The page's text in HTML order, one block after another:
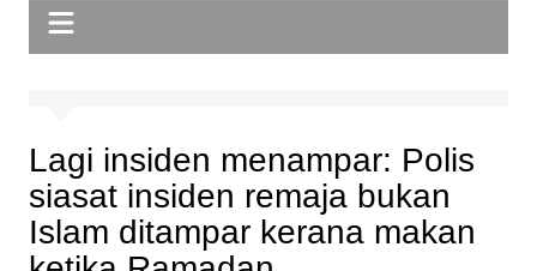
Lagi insiden menampar: Polis
siasat insiden remaja bukan
Islam ditampar kerana makan